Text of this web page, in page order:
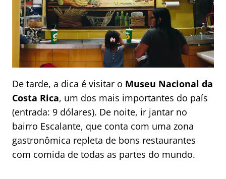
De tarde, a dica é visitar o Museu Nacional da
Costa Rica, um dos mais importantes do país
(entrada: 9 dólares). De noite, ir jantar no
bairro Escalante, que conta com uma zona
gastronômica repleta de bons restaurantes
com comida de todas as partes do mundo.